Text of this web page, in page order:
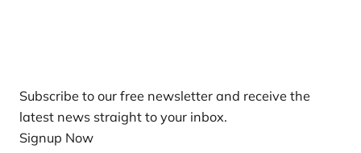
Subscribe to our free newsletter and receive the
latest news straight to your inbox.
Signup Now